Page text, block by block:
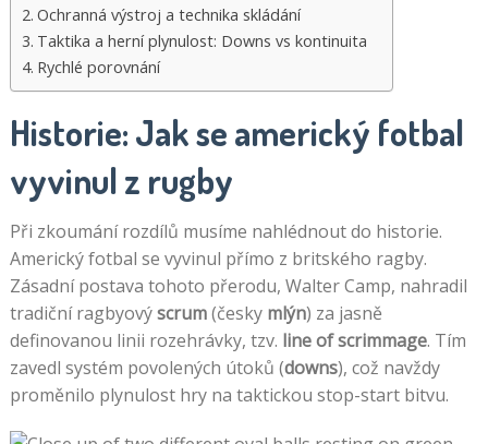
Ochranná výstroj a technika skládání
Taktika a herní plynulost: Downs vs kontinuita
Rychlé porovnání
Historie: Jak se americký fotbal
vyvinul z rugby
Při zkoumání rozdílů musíme nahlédnout do historie.
Americký fotbal se vyvinul přímo z britského ragby.
Zásadní postava tohoto přerodu, Walter Camp, nahradil
tradiční ragbyovýscrum(česky mlýn) za jasně
definovanou linii rozehrávky, tzv. line of scrimmage. Tím
zavedl systém povolených útoků (downs), což navždy
proměnilo plynulost hry na taktickou stop-start bitvu.